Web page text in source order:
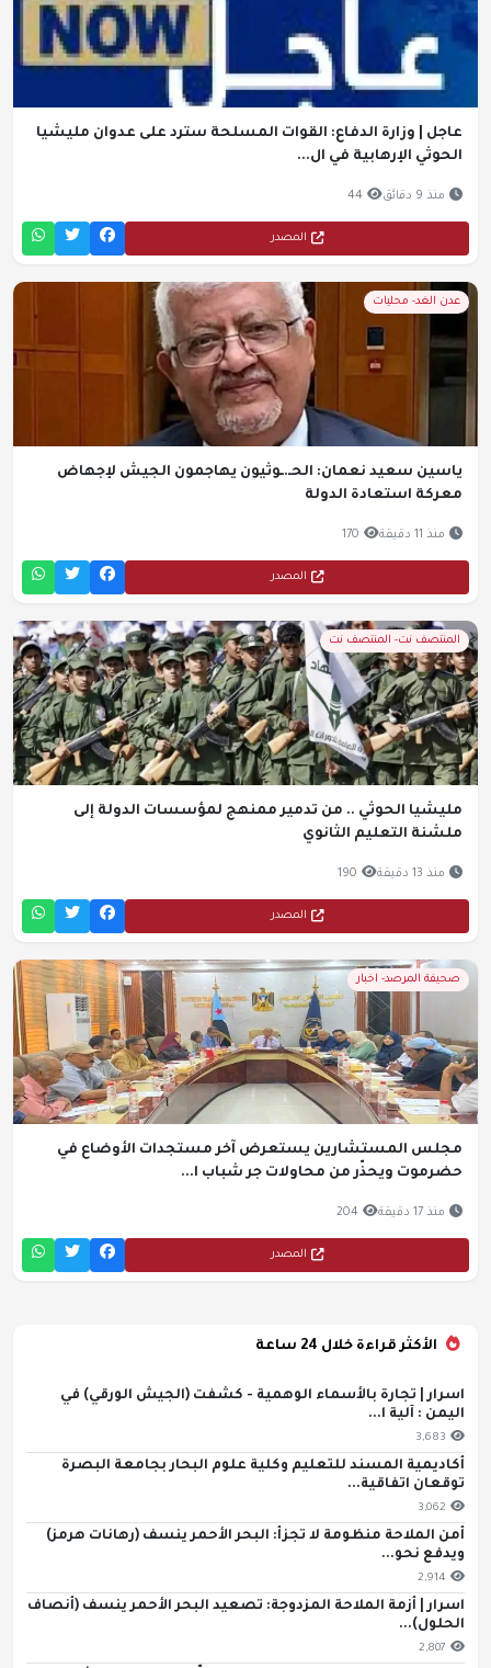
عاجل | وزارة الدفاع: القوات المسلحة سترد على عدوان مليشيا
الحوثي الإرهابية في ال...
منذ 9 دقائق 44
المصدر
عدن الغد- محليات
ياسين سعيد نعمان: الحـ.ـوثيون يهاجمون الجيش لإجهاض
معركة استعادة الدولة
منذ 11 دقيقة 170
المصدر
المنتصف نت- المنتصف نت
مليشيا الحوثي .. من تدمير ممنهج لمؤسسات الدولة إلى
ملشنة التعليم الثانوي
منذ 13 دقيقة 190
المصدر
صحيفة المرصد- اخبار
مجلس المستشارين يستعرض آخر مستجدات الأوضاع في
حضرموت ويحذّر من محاولات جر شباب ا...
منذ 17 دقيقة 204
المصدر
الأكثر قراءة خلال 24 ساعة
اسرار | تجارة بالأسماء الوهمية - كشفت (الجيش الورقي) في
اليمن : آلية ا...
3,683
أكاديمية المسند للتعليم وكلية علوم البحار بجامعة البصرة
توقعان اتفاقية...
3,062
أمن الملاحة منظومة لا تجزأ: البحر الأحمر ينسف (رهانات هرمز)
ويدفع نحو...
2,914
اسرار | أزمة الملاحة المزدوجة: تصعيد البحر الأحمر ينسف (أنصاف
الحلول)...
2,807